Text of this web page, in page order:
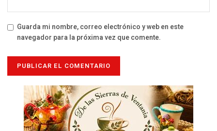
Guarda mi nombre, correo electrónico y web en este
navegador para la próxima vez que comente.